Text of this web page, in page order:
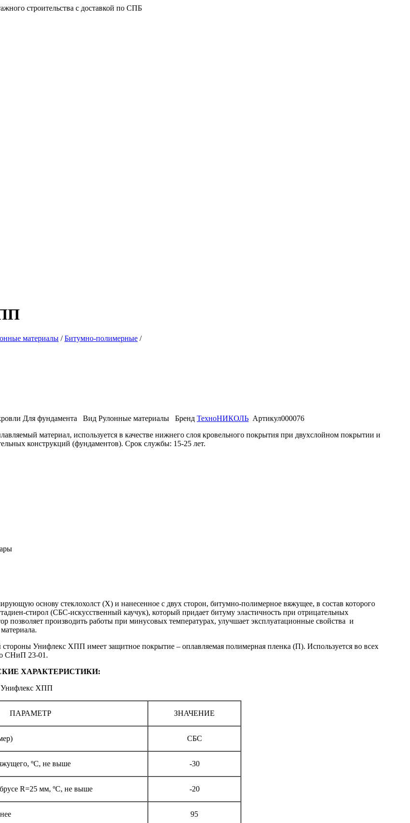
строительства с доставкой по СПБ
материалы /Битумно-полимерные /
Для фундамента Вид Рулонные материалы Бренд ТехноНИКОЛЬ Артикул000076
материал, используется в качестве нижнего слоя кровельного покрытия при двухслойном покрытии и
конструкций (фундаментов). Срок службы: 15-25 лет.
основу стеклохолст (Х) и нанесенное с двух сторон, битумно-полимерное вяжущее, в состав которого
стирол (СБС-искусственный каучук), который придает битуму эластичность при отрицательных
позволяет производить работы при минусовых температурах, улучшает эксплуатационные свойства и
Унифлекс ХПП имеет защитное покрытие – оплавляемая полимерная пленка (П). Используется во всех
СНиП 23-01.
ХАРАКТЕРИСТИКИ:
Унифлекс ХПП
ПАРАМЕТР ЗНАЧЕНИЕ
СБС
ºС, не выше -30
R=25 мм, ºС, не выше -20
95